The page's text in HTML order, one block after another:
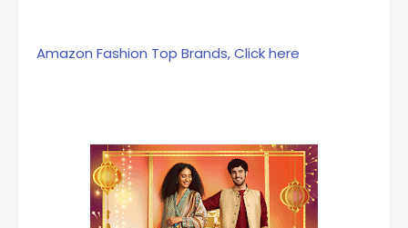
Amazon Fashion Top Brands, Click here